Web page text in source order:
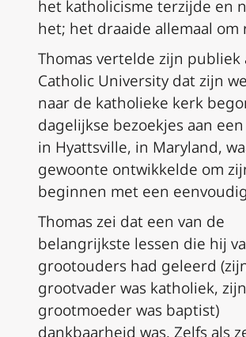
het katholicisme terzijde en
het; het draaide allemaal om
Thomas vertelde zijn publiek
Catholic University dat zijn
naar de katholieke kerk
dagelijkse bezoekjes aan
in Hyattsville, in Maryland,
gewoonte ontwikkelde om
beginnen met een
Thomas zei dat een van de
belangrijkste lessen die hij
grootouders had geleerd
grootvader was katholiek, zijn
grootmoeder was baptist)
dankbaarheid was. Zelfs als